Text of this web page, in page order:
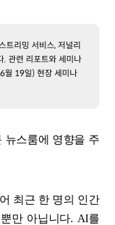
트리밍 서비스, 저널리
. 관련 리포트와 세미나
월 19일) 현장 세미나
뉴스룸에 영향을 주
최근 한 명의 인간
만 아닙니다. AI를